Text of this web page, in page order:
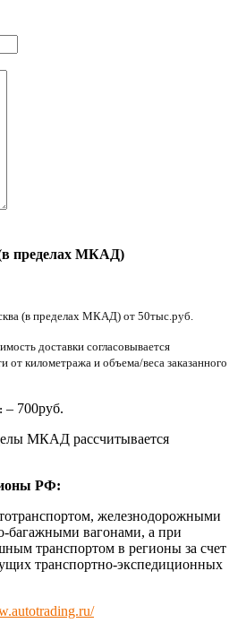
пределах МКАД)
(в пределах МКАД) от 50тыс.руб.
доставки согласовывается
от километража и объема/веса заказанного
– 700руб.
МКАД рассчитывается
РФ:
железнодорожными
багажными вагонами, а при
транспортом в регионы за счет
транспортно-экспедиционных